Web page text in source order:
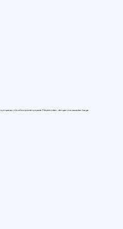
cloud korporatnya pada 1 September, dengan menawarkan harga